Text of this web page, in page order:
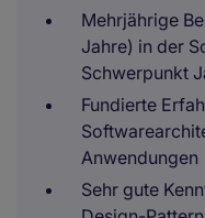
Mehrjährige
Jahre) in der
Schwerpunkt
Fundierte
Anwendungen
Sehr gute